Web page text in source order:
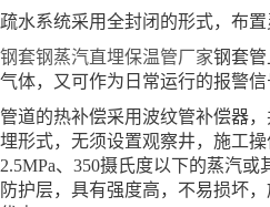
疏水系统采用全封闭的形式，布置
钢套钢蒸汽直埋保温管厂家钢套
气体，又可作为日常运行的报警信
管道的热补偿采用波纹管补偿器
埋形式，无须设置观察井，施工
2.5MPa、350摄氏度以下的蒸汽
防护层，具有强度高，不易损坏